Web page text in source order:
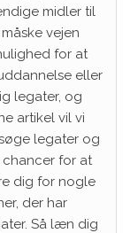
midler til
vejen
for at
eller
legater, og
artikel vil vi
legater og
for at
dig for nogle
der har
Så læn dig